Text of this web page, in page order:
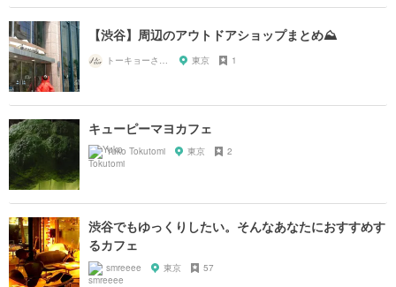
【渋谷】周辺のアウトドアショップまとめ⛰
東京 1
キューピーマヨカフェ
Yuko Tokutomi 東京 2
渋谷でもゆっくりしたい。そんなあなたにおすすめす
るカフェ
smreeee 東京 57